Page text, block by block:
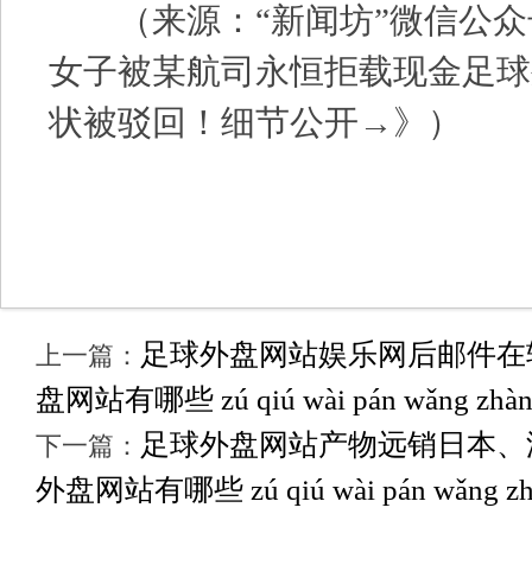
（来源：“新闻坊”微信公众
女子被某航司永恒拒载现金足
状被驳回！细节公开→》）
上一篇： 足球外盘网站娱乐网后邮件
盘网站有哪些 zú qiú wài pán wǎng
下一篇： 足球外盘网站产物远销日本
外盘网站有哪些 zú qiú wài pán wǎng